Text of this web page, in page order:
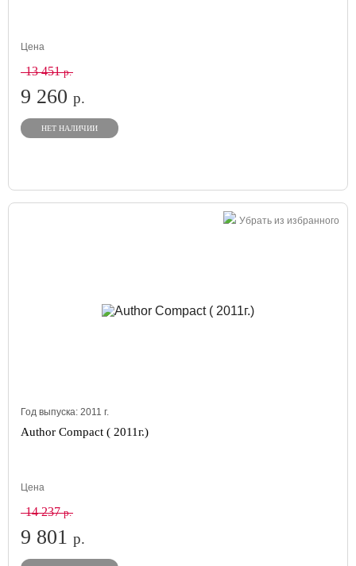
Цена
13 451р.
9 260 р.
НЕТ НАЛИЧИИ
Убрать из избранного
Год выпуска: 2011 г.
Author Compact ( 2011г.)
Цена
14 237р.
9 801 р.